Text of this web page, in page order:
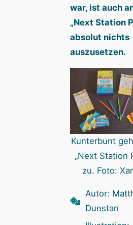
war, ist auch
„Next Station
absolut nichts
auszusetzen.
Kunterbunt
„Next Station
zu. Foto:
Autor:
Dunstan